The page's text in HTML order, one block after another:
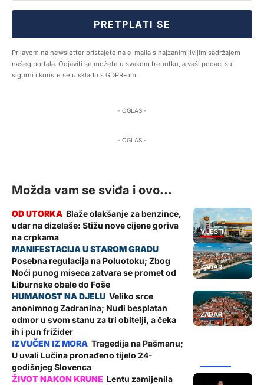
PRETPLATI SE
Prijavom na newsletter pristajete na e-maila s najzanimljivijim sadržajem
našeg portala. Odjaviti se možete u svakom trenutku, a vaši podaci su
sigurni i koriste se u skladu s GDPR-om.
- OGLAS -
- OGLAS -
Možda vam se sviđa i ovo...
VIJESTI
Blaže olakšanje za benzince,
udar na dizelaše: Stižu nove cijene goriva
na crpkama
ZADAR
Posebna regulacija na Poluotoku; Zbog
Noći punog miseca zatvara se promet od
Liburnske obale do Foše
ZADAR
Veliko srce
anonimnog Zadranina; Nudi besplatan
odmor u svom stanu za tri obitelji, a čeka
ih i pun frižider
Tragedija na Pašmanu;
U uvali Lučina pronađeno tijelo 24-
godišnjeg Slovenca
Lentu zamijenila